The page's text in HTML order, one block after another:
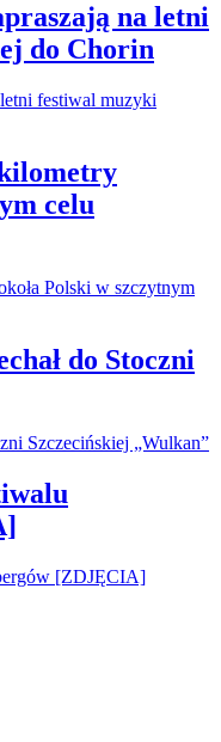
na letni
do Chorin
celu
do Stoczni